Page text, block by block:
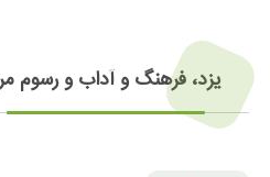
یزد، فرهنگ و آداب و رسوم